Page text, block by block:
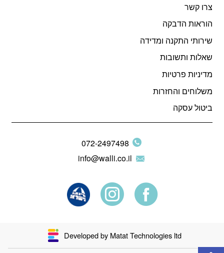
צרו קשר
הוראות הדבקה
שירותי התקנה ומדידה
שאלות ותשובות
מדיניות פרטיות
משלוחים והחזרות
ביטול עסקה
072-2497498
info@walli.co.il
Developed by Matat Technologies ltd
פתח סרגל נגישות